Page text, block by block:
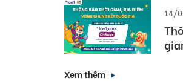
14/
Xem thêm